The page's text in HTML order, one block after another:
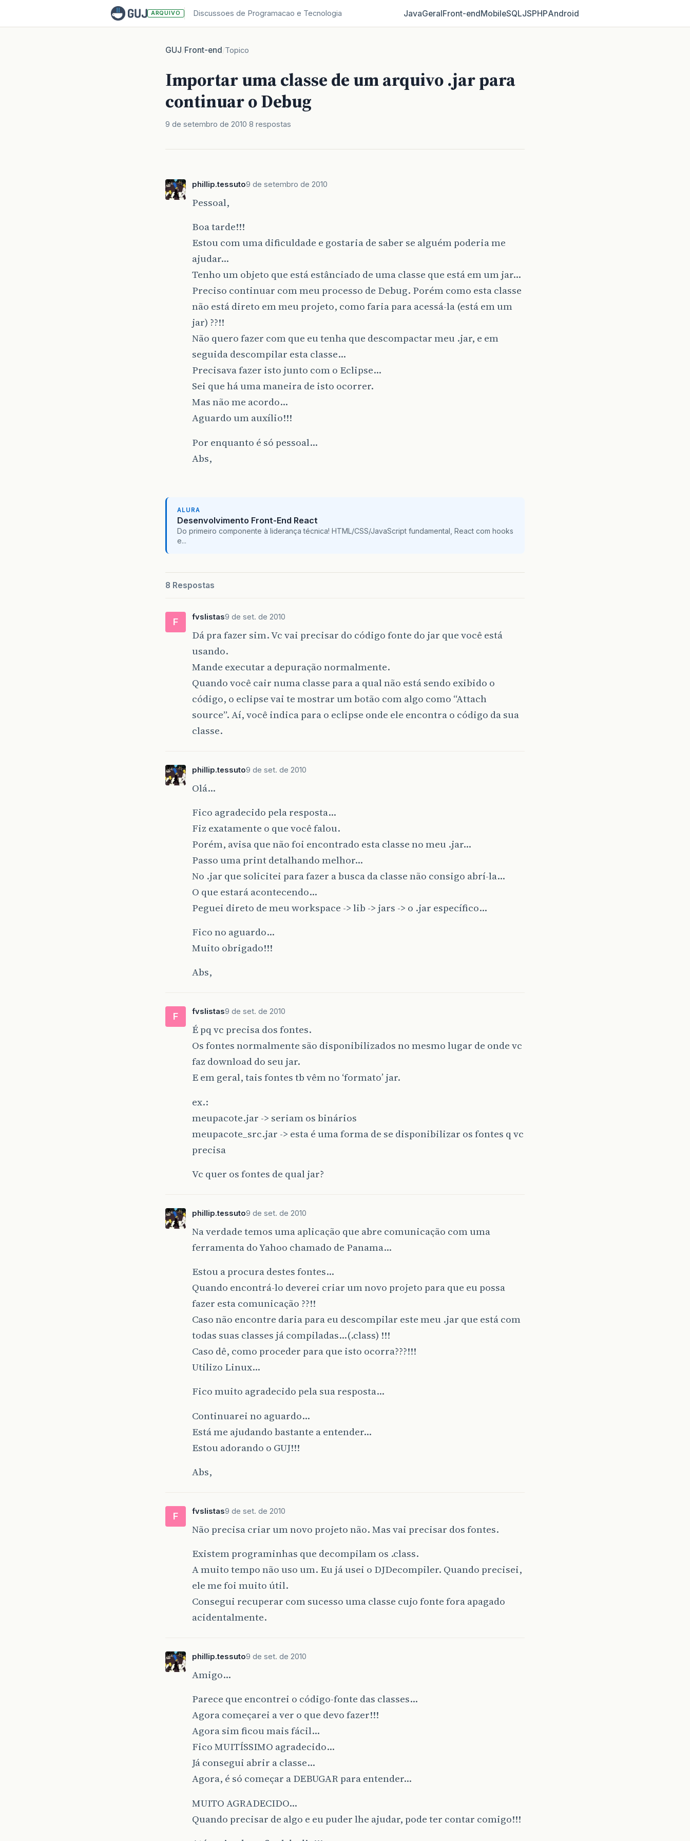
ARQUIVO Discussoes de Programacao e Tecnologia JavaGeralFront‑endMobileSQLJSPHPAndroid
GUJ/Front-end/Topico
Importar uma classe de um arquivo .jar para
continuar o Debug
9 de setembro de 2010 8 respostas
phillip.tessuto9 de setembro de 2010
Pessoal,
Boa tarde!!!
Estou com uma dificuldade e gostaria de saber se alguém poderia me
ajudar…
Tenho um objeto que está estânciado de uma classe que está em um jar…
Preciso continuar com meu processo de Debug. Porém como esta classe
não está direto em meu projeto, como faria para acessá-la (está em um
jar) ??!!
Não quero fazer com que eu tenha que descompactar meu .jar, e em
seguida descompilar esta classe…
Precisava fazer isto junto com o Eclipse…
Sei que há uma maneira de isto ocorrer.
Mas não me acordo…
Aguardo um auxílio!!!
Por enquanto é só pessoal…
Abs,
ALURA
Desenvolvimento Front-End React
Do primeiro componente à liderança técnica! HTML/CSS/JavaScript fundamental, React com hooks
e...
8 Respostas
F fvslistas9 de set. de 2010
Dá pra fazer sim. Vc vai precisar do código fonte do jar que você está
usando.
Mande executar a depuração normalmente.
Quando você cair numa classe para a qual não está sendo exibido o
código, o eclipse vai te mostrar um botão com algo como “Attach
source”. Aí, você indica para o eclipse onde ele encontra o código da sua
classe.
phillip.tessuto9 de set. de 2010
Olá…
Fico agradecido pela resposta…
Fiz exatamente o que você falou.
Porém, avisa que não foi encontrado esta classe no meu .jar…
Passo uma print detalhando melhor…
No .jar que solicitei para fazer a busca da classe não consigo abrí-la…
O que estará acontecendo…
Peguei direto de meu workspace -> lib -> jars -> o .jar específico…
Fico no aguardo…
Muito obrigado!!!
Abs,
F fvslistas9 de set. de 2010
É pq vc precisa dos fontes.
Os fontes normalmente são disponibilizados no mesmo lugar de onde vc
faz download do seu jar.
E em geral, tais fontes tb vêm no ‘formato’ jar.
ex.:
meupacote.jar -> seriam os binários
meupacote_src.jar -> esta é uma forma de se disponibilizar os fontes q vc
precisa
Vc quer os fontes de qual jar?
phillip.tessuto9 de set. de 2010
Na verdade temos uma aplicação que abre comunicação com uma
ferramenta do Yahoo chamado de Panama…
Estou a procura destes fontes…
Quando encontrá-lo deverei criar um novo projeto para que eu possa
fazer esta comunicação ??!!
Caso não encontre daria para eu descompilar este meu .jar que está com
todas suas classes já compiladas…(.class) !!!
Caso dê, como proceder para que isto ocorra???!!!
Utilizo Linux…
Fico muito agradecido pela sua resposta…
Continuarei no aguardo…
Está me ajudando bastante a entender…
Estou adorando o GUJ!!!
Abs,
F fvslistas9 de set. de 2010
Não precisa criar um novo projeto não. Mas vai precisar dos fontes.
Existem programinhas que decompilam os .class.
A muito tempo não uso um. Eu já usei o DJDecompiler. Quando precisei,
ele me foi muito útil.
Consegui recuperar com sucesso uma classe cujo fonte fora apagado
acidentalmente.
phillip.tessuto9 de set. de 2010
Amigo…
Parece que encontrei o código-fonte das classes…
Agora começarei a ver o que devo fazer!!!
Agora sim ficou mais fácil…
Fico MUITÍSSIMO agradecido…
Já consegui abrir a classe…
Agora, é só começar a DEBUGAR para entender…
MUITO AGRADECIDO…
Quando precisar de algo e eu puder lhe ajudar, pode ter contar comigo!!!